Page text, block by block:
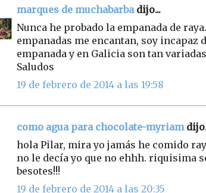
marques de muchabarbadijo...
Nunca he probado la empanada de
empanadas me encantan, soy incapaz
empanada y en Galicia son tan
Saludos
19 de febrero de 2014 a las 19:58
como agua para chocolate-myriam
hola Pilar, mira yo jamás he comido
no le decía yo que no ehhh. riquisima
besotes!!!
19 de febrero de 2014 a las 20:35